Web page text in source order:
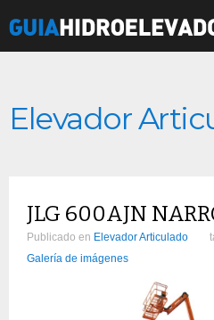
Elevador
JLG 600AJN
Publicado en Elevador Articulado
Galería de imágenes